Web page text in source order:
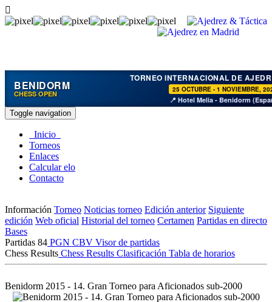
BENIDORM
CHESS OPEN
TORNEO INTERNACIONAL DE
25 OCTUBRE - 1 NOVIEMBRE,
📍 Hotel Melia - Benidorm
Toggle navigation
Inicio
Torneos
Enlaces
Calcular elo
Contacto
Información Torneo Noticias torneo Edición anterior Siguiente
edición Web oficial Historial del torneo Certamen Partidas en directo
Bases
Partidas 84 PGN CBV Visor de partidas
Chess Results Chess Results Clasificación Tabla de horarios
Benidorm 2015 - 14. Gran Torneo para Aficionados sub-2000